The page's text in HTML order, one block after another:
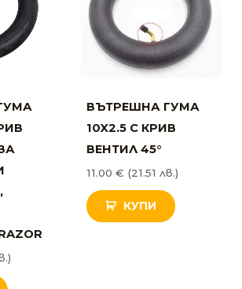
ВЪТРЕШНА ГУМА
10X2.5 С КРИВ
ВЕНТИЛ 45°
11.00€ (21.51 лв.)
КУПИ